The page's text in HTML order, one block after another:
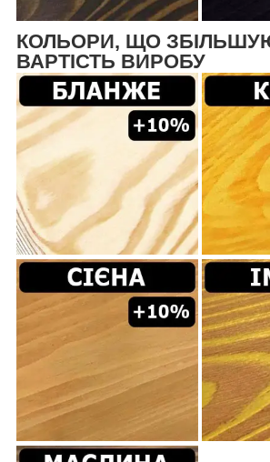
КОЛЬОРИ, ЩО
ВАРТІСТЬ ВИРОБУ